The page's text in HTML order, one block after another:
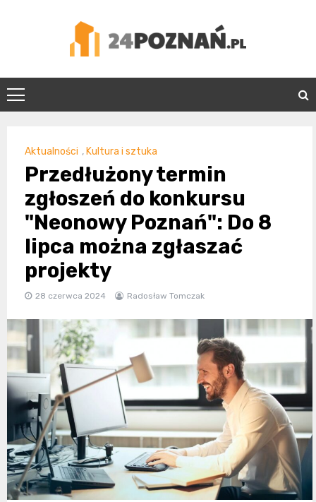
24Poznań.pl
Aktualności , Kultura i sztuka
Przedłużony termin
zgłoszeń do konkursu
"Neonowy Poznań": Do 8
lipca można zgłaszać
projekty
28 czerwca 2024 Radosław Tomczak